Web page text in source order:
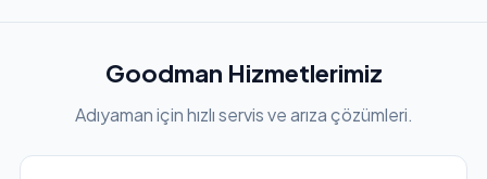
Goodman Hizmetlerimiz
Adıyaman için hızlı servis ve arıza çözümleri.